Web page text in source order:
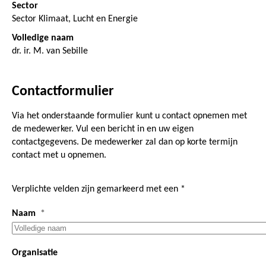
Sector
Sector Klimaat, Lucht en Energie
Volledige naam
dr. ir. M. van Sebille
Contactformulier
Via het onderstaande formulier kunt u contact opnemen met
de medewerker. Vul een bericht in en uw eigen
contactgegevens. De medewerker zal dan op korte termijn
contact met u opnemen.
Verplichte velden zijn gemarkeerd met een *
Naam
Organisatie